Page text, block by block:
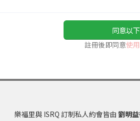
同意以
註冊後即同意使
樂福里與 ISRQ 訂制私人約會皆由 劉明